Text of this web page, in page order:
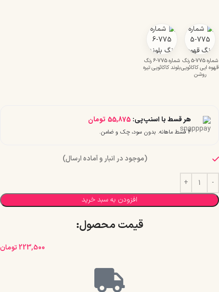
شماره 775-5 رنگ
قهوه ایی کاکائویی
روشن
شماره 775-6 رنگ
بلوند کاکائویی تیره
هر قسط با اسنپ‌پی: 55,875 تومان
۴ قسط ماهانه. بدون سود، چک و ضامن.
(موجود در انبار و آماده ارسال)
افزودن به سبد خرید
قیمت محصول:​
223,500تومان